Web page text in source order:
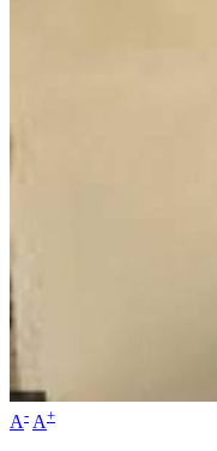
A- A+